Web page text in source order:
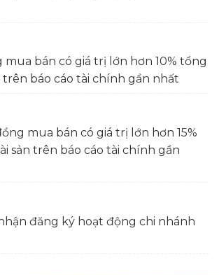
mua bán có giá trị lớn hơn 10% tổng
trên báo cáo tài chính gần nhất
mua bán có giá trị lớn hơn 15%
sản trên báo cáo tài chính gần
đăng ký hoạt động chi nhánh